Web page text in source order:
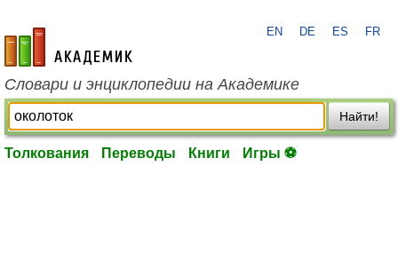
academic.ru
EN DE ES FR
Словари и энциклопедии на Академике
Найти!
Толкования Переводы Книги Игры ⚽